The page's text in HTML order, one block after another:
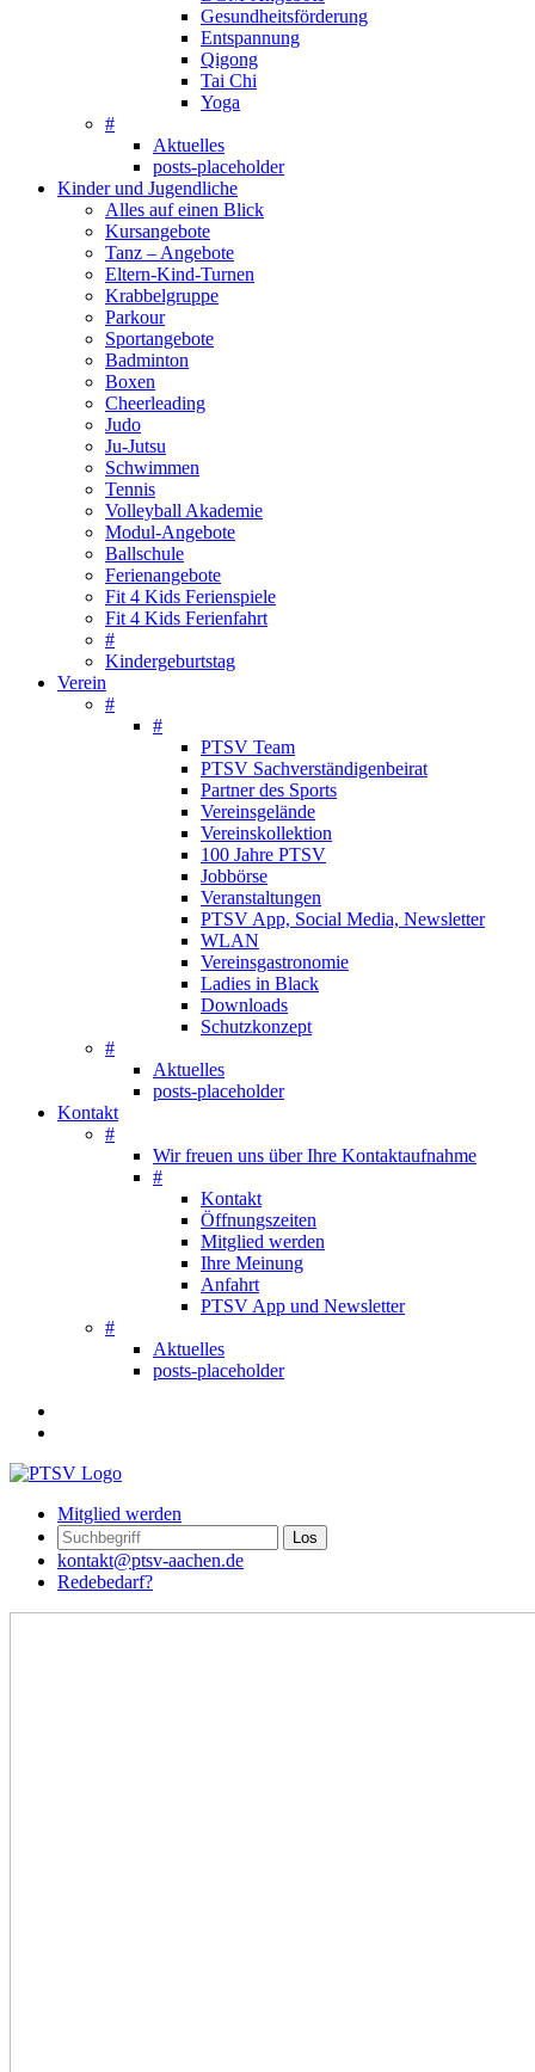
Gesundheitsförderung
Entspannung
Qigong
Tai Chi
Yoga
#
Aktuelles
posts-placeholder
Kinder und Jugendliche
Alles auf einen Blick
Kursangebote
Tanz – Angebote
Eltern-Kind-Turnen
Krabbelgruppe
Parkour
Sportangebote
Badminton
Boxen
Cheerleading
Judo
Ju-Jutsu
Schwimmen
Tennis
Volleyball Akademie
Modul-Angebote
Ballschule
Ferienangebote
Fit 4 Kids Ferienspiele
Fit 4 Kids Ferienfahrt
#
Kindergeburtstag
Verein
#
#
PTSV Team
PTSV Sachverständigenbeirat
Partner des Sports
Vereinsgelände
Vereinskollektion
100 Jahre PTSV
Jobbörse
Veranstaltungen
PTSV App, Social Media, Newsletter
WLAN
Vereinsgastronomie
Ladies in Black
Downloads
Schutzkonzept
#
Aktuelles
posts-placeholder
Kontakt
#
Wir freuen uns über Ihre Kontaktaufnahme
#
Kontakt
Öffnungszeiten
Mitglied werden
Ihre Meinung
Anfahrt
PTSV App und Newsletter
#
Aktuelles
posts-placeholder
Mitglied werden
kontakt@ptsv-aachen.de
Redebedarf?